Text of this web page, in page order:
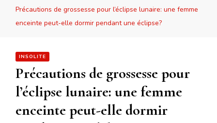
Précautions de grossesse pour l’éclipse lunaire: une femme
enceinte peut-elle dormir pendant une éclipse?
INSOLITE
Précautions de grossesse pour
l’éclipse lunaire: une femme
enceinte peut-elle dormir